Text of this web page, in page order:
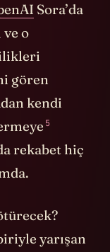
Sora’da
ve o
gören
kendi
5
rekabet hiç
yarışan